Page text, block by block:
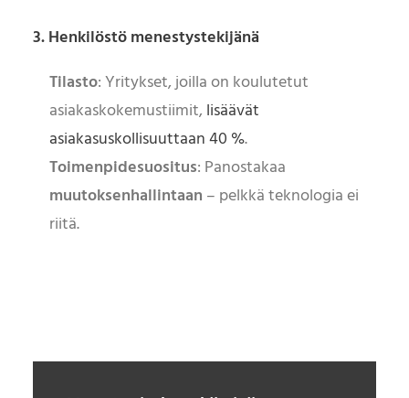
3. Henkilöstö menestystekijänä
Tilasto: Yritykset, joilla on koulutetut
asiakaskokemustiimit, lisäävät
asiakasuskollisuuttaan 40 %.
Toimenpidesuositus: Panostakaa
muutoksenhallintaan – pelkkä teknologia ei
riitä.